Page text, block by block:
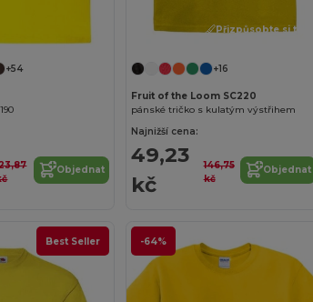
+54
Objednat
Přizpůsobte si to!
+16
Fruit of the Loom SC220
pánské tričko s kulatým výstřihem
Najnižší cena:
49,23
kč
146,75
kč
Objednat
Best Seller -64%